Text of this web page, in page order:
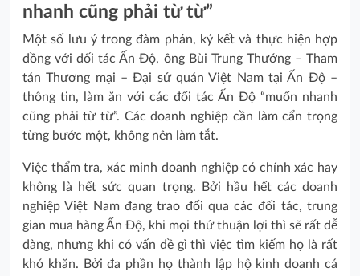
nhanh cũng phải từ từ”
Một số lưu ý trong đàm phán, ký kết và thực hiện hợp
đồng với đối tác Ấn Độ, ông Bùi Trung Thướng – Tham
tán Thương mại – Đại sứ quán Việt Nam tại Ấn Độ –
thông tin, làm ăn với các đối tác Ấn Độ “muốn nhanh
cũng phải từ từ”. Các doanh nghiệp cần làm cẩn trọng
từng bước một, không nên làm tắt.
Việc thẩm tra, xác minh doanh nghiệp có chính xác hay
không là hết sức quan trọng. Bởi hầu hết các doanh
nghiệp Việt Nam đang trao đổi qua các đối tác, trung
gian mua hàng Ấn Độ, khi mọi thứ thuận lợi thì sẽ rất dễ
dàng, nhưng khi có vấn đề gì thì việc tìm kiếm họ là rất
khó khăn. Bởi đa phần họ thành lập hộ kinh doanh cá